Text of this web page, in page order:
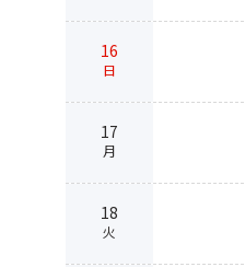
16
日
17
月
18
火